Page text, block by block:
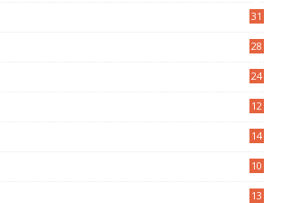
31
28
24
12
14
10
13